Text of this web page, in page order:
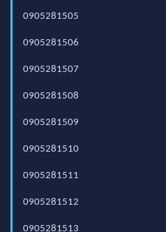
0905281505
0905281506
0905281507
0905281508
0905281509
0905281510
0905281511
0905281512
0905281513